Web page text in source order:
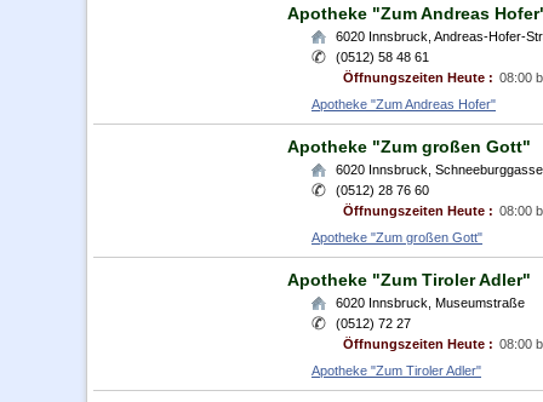
Apotheke "Zum Andreas
6020 Innsbruck Andreas-Hofer-
(0512) 58 48 61
Öffnungszeiten Heute : 08:00
Apotheke "Zum Andreas Hofer"
Apotheke "Zum großen Gott"
6020 Innsbruck Schneeburggasse
(0512) 28 76 60
Öffnungszeiten Heute : 08:00
Apotheke "Zum großen Gott"
Apotheke "Zum Tiroler Adler"
6020 Innsbruck Museumstraße
(0512) 72 27
Öffnungszeiten Heute : 08:00
Apotheke "Zum Tiroler Adler"